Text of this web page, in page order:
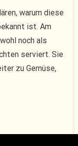
warum diese
ist. Am
noch als
serviert. Sie
zu Gemüse,